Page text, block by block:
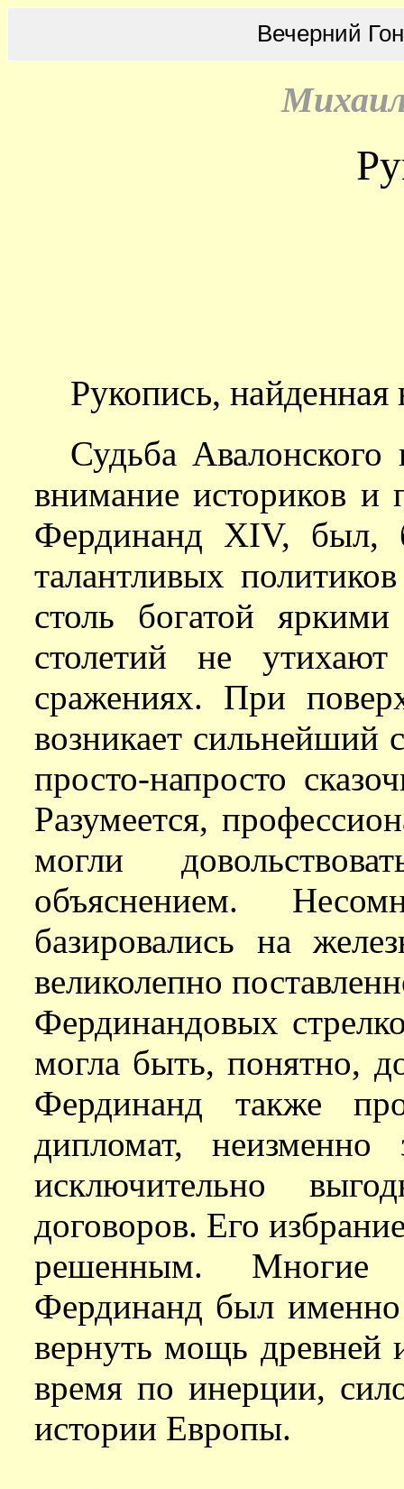
Вечерний
Рукопись, найденная
Судьба Авалонского
внимание историков и
Фердинанд XIV, был,
талантливых
столь богатой
столетий не
сражениях. При
возникает сильнейший
просто-напросто
Разумеется,
могли
объяснением.
базировались на
великолепно
Фердинандовых
могла быть, понятно,
Фердинанд также
дипломат,
исключительно
договоров. Его
решенным. Многие
Фердинанд был
вернуть мощь древней
время по инерции,
истории Европы.